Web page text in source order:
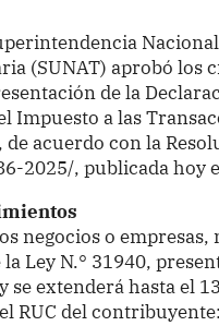
(SUNAT) aprobó los
de la
Impuesto a las
acuerdo con la
2025/, publicada hoy
negocios o
Ley N.° 31940,
se extenderá hasta el
RUC del contribuyente: